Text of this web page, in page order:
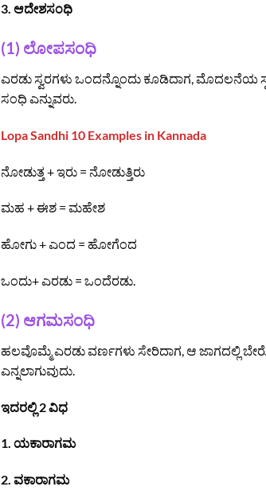
3. ಆದೇಶಸಂಧಿ
(1) ಲೋಪಸಂಧಿ
ಎರಡು ಸ್ವರಗಳು ಒಂದನ್ನೊಂದು ಕೂಡಿದಾಗ, ಮೊದಲನೆಯ
ಸಂಧಿ ಎನ್ನುವರು.
Lopa Sandhi 10 Examples in Kannada
ನೋಡುತ್ತ + ಇರು = ನೋಡುತ್ತಿರು
ಮಹ + ಈಶ = ಮಹೇಶ
ಹೋಗು + ಎಂದ = ಹೋಗೆಂದ
ಒಂದು+ ಎರಡು = ಒಂದೆರಡು.
(2) ಆಗಮಸಂಧಿ
ಹಲವೊಮ್ಮೆ ಎರಡು ವರ್ಣಗಳು ಸೇರಿದಾಗ, ಆ ಜಾಗದಲ್ಲಿ
ಎನ್ನಲಾಗುವುದು.
ಇದರಲ್ಲಿ 2 ವಿಧ
1. ಯಕಾರಾಗಮ
2. ವಕಾರಾಗಮ